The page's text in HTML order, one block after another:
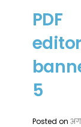
PDF
editor
5
Posted on